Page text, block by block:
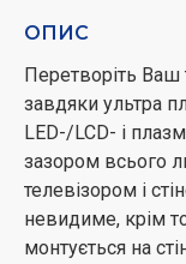
ОПИС
Перетворіть Ваш
завдяки ультра
LED-/LCD- і
зазором всього
телевізором і
невидиме, крім
монтується на